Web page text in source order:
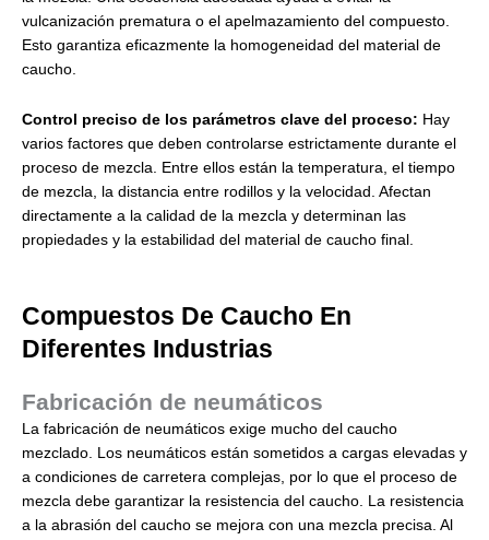
vulcanización prematura o el apelmazamiento del compuesto.
Esto garantiza eficazmente la homogeneidad del material de
caucho.
Control preciso de los parámetros clave del proceso: Hay
varios factores que deben controlarse estrictamente durante el
proceso de mezcla. Entre ellos están la temperatura, el tiempo
de mezcla, la distancia entre rodillos y la velocidad. Afectan
directamente a la calidad de la mezcla y determinan las
propiedades y la estabilidad del material de caucho final.
Compuestos De Caucho En
Diferentes Industrias
Fabricación de neumáticos
La fabricación de neumáticos exige mucho del caucho
mezclado. Los neumáticos están sometidos a cargas elevadas y
a condiciones de carretera complejas, por lo que el proceso de
mezcla debe garantizar la resistencia del caucho. La resistencia
a la abrasión del caucho se mejora con una mezcla precisa. Al